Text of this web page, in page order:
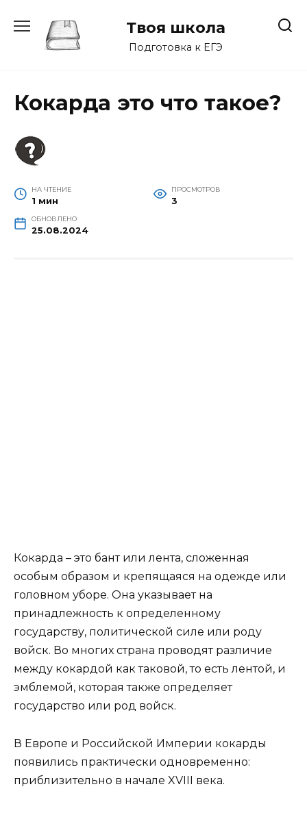
содержанию
Твоя школа
Подготовка к ЕГЭ
Кокарда это что такое?
НА ЧТЕНИЕ
1 мин
ПРОСМОТРОВ
3
ОБНОВЛЕНО
25.08.2024
Кокарда – это бант или лента, сложенная
особым образом и крепящаяся на одежде или
головном уборе. Она указывает на
принадлежность к определенному
государству, политической силе или роду
войск. Во многих страна проводят различие
между кокардой как таковой, то есть лентой, и
эмблемой, которая также определяет
государство или род войск.
В Европе и Российской Империи кокарды
появились практически одновременно:
приблизительно в начале XVIII века.